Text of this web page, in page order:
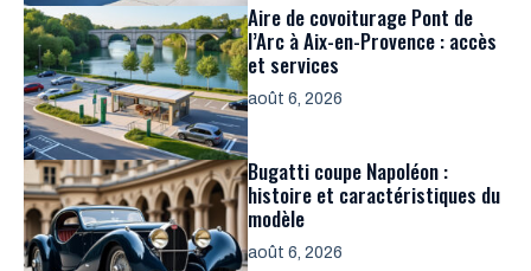
Aire de covoiturage Pont de
l’Arc à Aix-en-Provence : accès
et services
août 6, 2026
Bugatti coupe Napoléon :
histoire et caractéristiques du
modèle
août 6, 2026